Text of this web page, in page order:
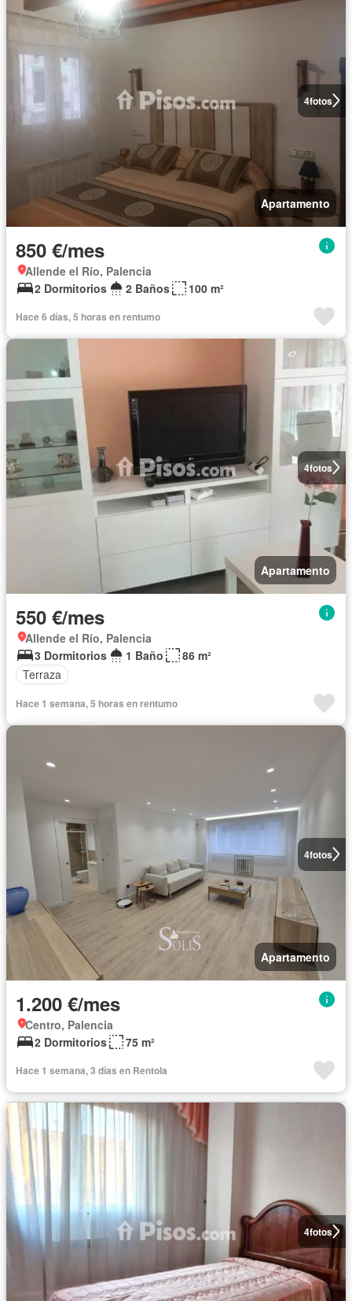
4fotos
Apartamento
850 €/mes
Allende el Río, Palencia
2 Dormitorios
2 Baños 100 m²
Hace 6 días, 5 horas en rentumo
4fotos
Apartamento
550 €/mes
Allende el Río, Palencia
3 Dormitorios
1 Baño
86 m²
Terraza
Hace 1 semana, 5 horas en rentumo
4fotos
Apartamento
1.200 €/mes
Centro, Palencia
2 Dormitorios
75 m²
Hace 1 semana, 3 días en Rentola
4fotos